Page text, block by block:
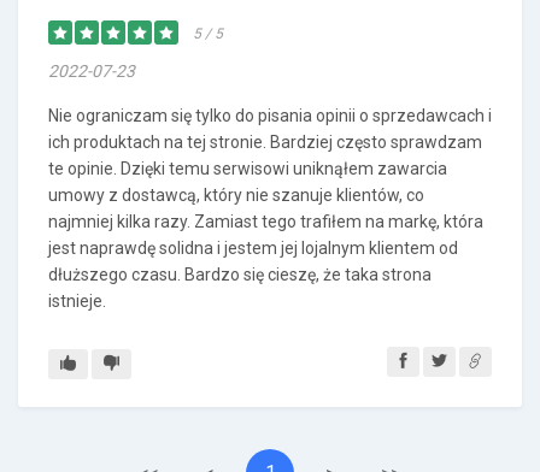
5 / 5
2022-07-23
Nie ograniczam się tylko do pisania opinii o sprzedawcach i
ich produktach na tej stronie. Bardziej często sprawdzam
te opinie. Dzięki temu serwisowi uniknąłem zawarcia
umowy z dostawcą, który nie szanuje klientów, co
najmniej kilka razy. Zamiast tego trafiłem na markę, która
jest naprawdę solidna i jestem jej lojalnym klientem od
dłuższego czasu. Bardzo się cieszę, że taka strona
istnieje.